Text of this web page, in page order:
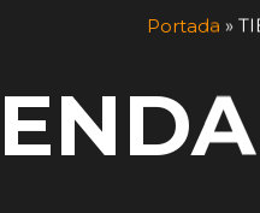
Portada »